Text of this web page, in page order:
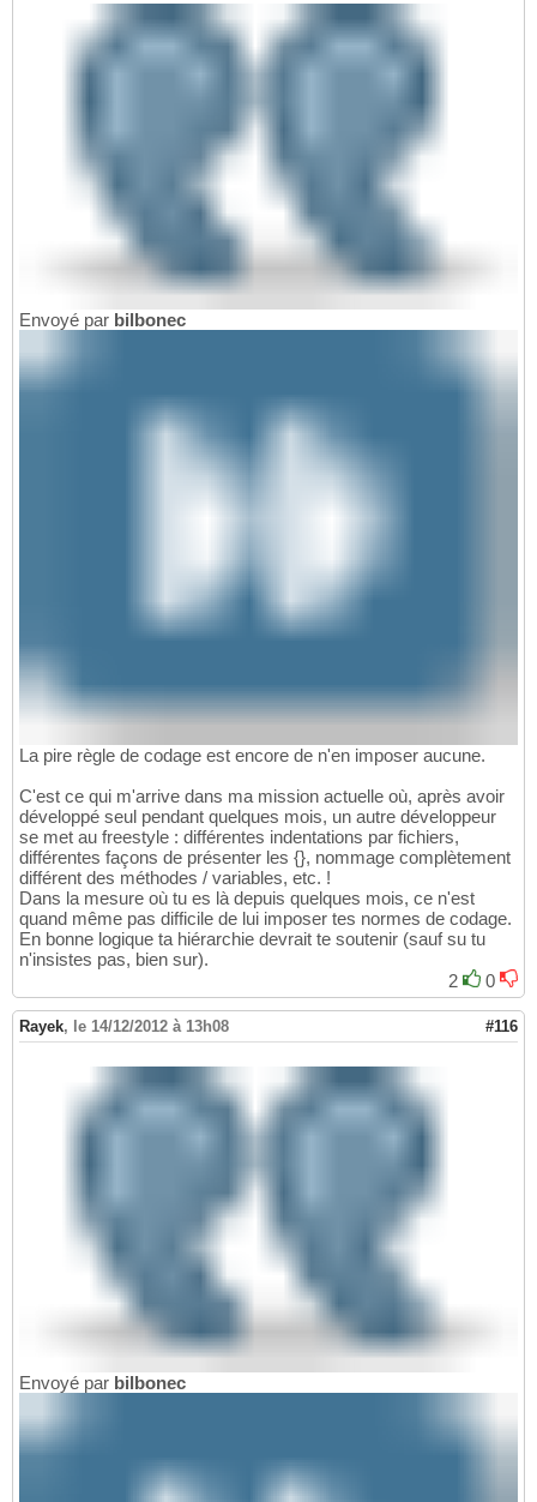
Envoyé par bilbonec
La pire règle de codage est encore de n'en imposer aucune.
C'est ce qui m'arrive dans ma mission actuelle où, après avoir
développé seul pendant quelques mois, un autre développeur
se met au freestyle : différentes indentations par fichiers,
différentes façons de présenter les {}, nommage complètement
différent des méthodes / variables, etc. !
Dans la mesure où tu es là depuis quelques mois, ce n'est
quand même pas difficile de lui imposer tes normes de codage.
En bonne logique ta hiérarchie devrait te soutenir (sauf su tu
n'insistes pas, bien sur).
2
0
Rayek, le 14/12/2012 à 13h08 #116
Envoyé par bilbonec